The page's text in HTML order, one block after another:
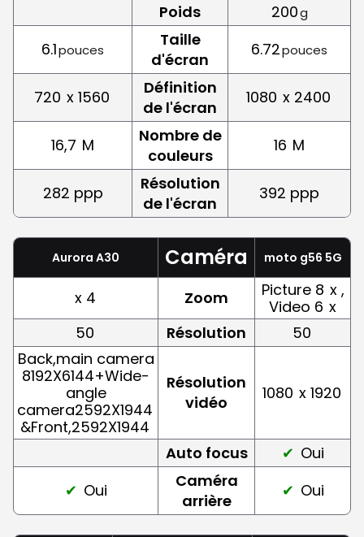
Poids 200g
6.1pouces
Taille
d'écran
6.72pouces
720 x 1560
Définition
de l'écran
1080 x 2400
16,7 M
Nombre de
couleurs
16 M
282 ppp
Résolution
de l'écran
392 ppp
Aurora A30 Caméra moto g56 5G
x 4 Zoom Picture 8 x ,
Video 6 x
50
Résolution
50
Back,main camera
8192X6144+Wide-
angle
camera2592X1944
&Front,2592X1944
Résolution
vidéo
1080 x 1920
Auto focus
Oui
Oui
Caméra
arrière
Oui